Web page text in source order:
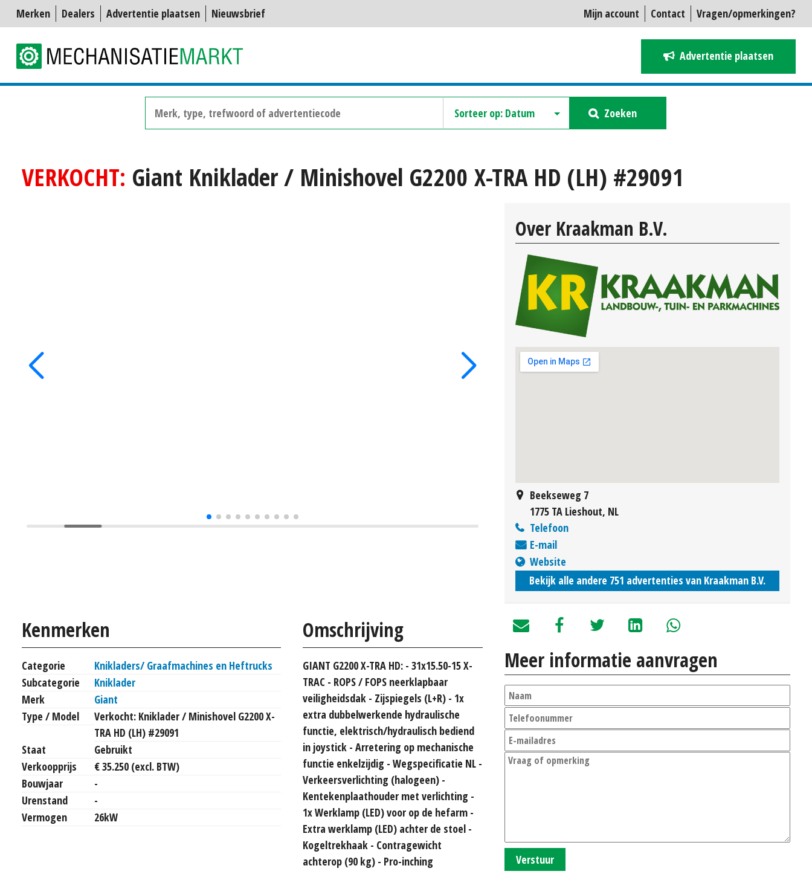
Mijn account Contact Vragen/opmerkingen?
Merken Dealers Advertentie plaatsen Nieuwsbrief
Advertentie plaatsen
Zoeken
VERKOCHT: Giant Kniklader / Minishovel G2200 X-TRA HD (LH) #29091
Kenmerken
Categorie
Knikladers/ Graafmachines en Heftrucks
Subcategorie
Kniklader
Merk
Giant
Type / Model
Verkocht: Kniklader / Minishovel G2200 X-
TRA HD (LH) #29091
Staat
Gebruikt
Verkoopprijs
€ 35.250 (excl. BTW)
Bouwjaar
-
Urenstand
-
Vermogen
26kW
Omschrijving
GIANT G2200 X-TRA HD: - 31x15.50-15 X-
TRAC - ROPS / FOPS neerklapbaar
veiligheidsdak - Zijspiegels (L+R) - 1x
extra dubbelwerkende hydraulische
functie, elektrisch/hydraulisch bediend
in joystick - Arretering op mechanische
functie enkelzijdig - Wegspecificatie NL -
Verkeersverlichting (halogeen) -
Kentekenplaathouder met verlichting -
1x Werklamp (LED) voor op de hefarm -
Extra werklamp (LED) achter de stoel -
Kogeltrekhaak - Contragewicht
achterop (90 kg) - Pro-inching
Over Kraakman B.V.
Beekseweg 7
1775 TA Lieshout, NL
Telefoon
E-mail
Website
Bekijk alle andere 751 advertenties van Kraakman B.V.
Meer informatie aanvragen
Verstuur